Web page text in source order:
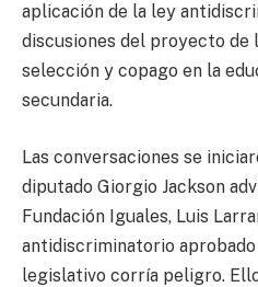
aplicación de la ley
discusiones del proyecto de
selección y copago en la
secundaria.
Las conversaciones se
diputado Giorgio Jackson
Fundación Iguales, Luis
antidiscriminatorio
legislativo corría peligro.